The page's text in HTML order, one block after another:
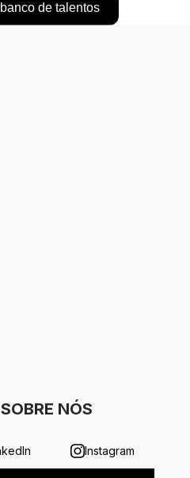
de talentos
NÓS
Instagram